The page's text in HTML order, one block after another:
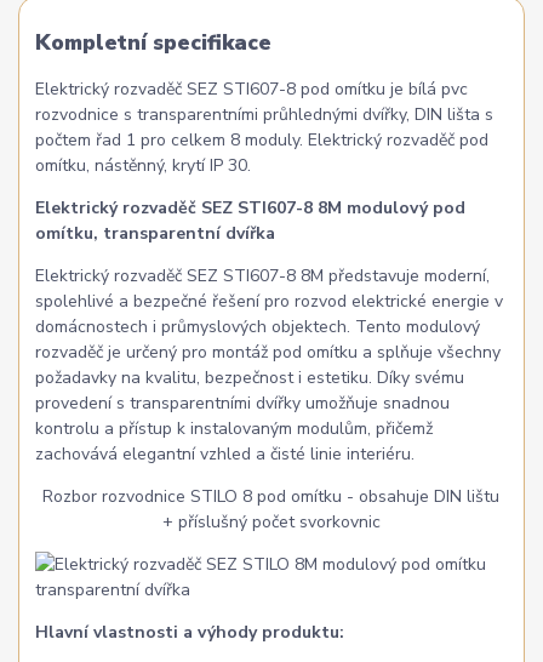
Kompletní specifikace
Elektrický rozvaděč SEZ STI607-8 pod omítku je bílá pvc
rozvodnice s transparentními průhlednými dvířky, DIN lišta s
počtem řad 1 pro celkem 8 moduly. Elektrický rozvaděč pod
omítku, nástěnný, krytí IP 30.
Elektrický rozvaděč SEZ STI607-8 8M modulový pod
omítku, transparentní dvířka
Elektrický rozvaděč SEZ STI607-8 8M představuje moderní,
spolehlivé a bezpečné řešení pro rozvod elektrické energie v
domácnostech i průmyslových objektech. Tento modulový
rozvaděč je určený pro montáž pod omítku a splňuje všechny
požadavky na kvalitu, bezpečnost i estetiku. Díky svému
provedení s transparentními dvířky umožňuje snadnou
kontrolu a přístup k instalovaným modulům, přičemž
zachovává elegantní vzhled a čisté linie interiéru.
Rozbor rozvodnice STILO 8 pod omítku - obsahuje DIN lištu
+ příslušný počet svorkovnic
Hlavní vlastnosti a výhody produktu: